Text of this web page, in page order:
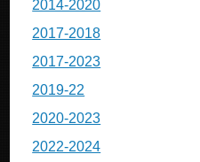
2014-2020
2017-2018
2017-2023
2019-22
2020-2023
2022-2024